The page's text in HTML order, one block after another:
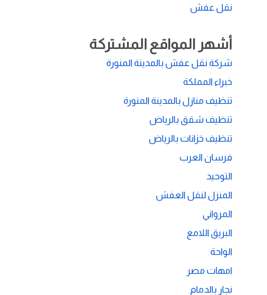
نقل عفش
أشهر المواقع المشتركة
شركة نقل عفش بالمدينة المنورة
خبراء المملكة
تنظيف منازل بالمدينة المنورة
تنظيف شقق بالرياض
تنظيف خزانات بالرياض
فرسان العرب
التوحيد
المنزل لنقل العفش
المرواني
البريق اللامع
الواحة
امهات مصر
نجار بالدمام